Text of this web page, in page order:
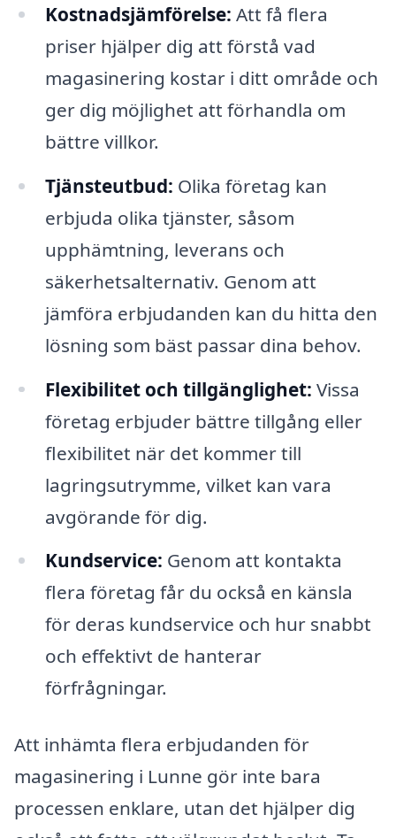
Kostnadsjämförelse: Att få flera
priser hjälper dig att förstå vad
magasinering kostar i ditt område och
ger dig möjlighet att förhandla om
bättre villkor.
Tjänsteutbud: Olika företag kan
erbjuda olika tjänster, såsom
upphämtning, leverans och
säkerhetsalternativ. Genom att
jämföra erbjudanden kan du hitta den
lösning som bäst passar dina behov.
Flexibilitet och tillgänglighet: Vissa
företag erbjuder bättre tillgång eller
flexibilitet när det kommer till
lagringsutrymme, vilket kan vara
avgörande för dig.
Kundservice: Genom att kontakta
flera företag får du också en känsla
för deras kundservice och hur snabbt
och effektivt de hanterar
förfrågningar.
Att inhämta flera erbjudanden för
magasinering i Lunne gör inte bara
processen enklare, utan det hjälper dig